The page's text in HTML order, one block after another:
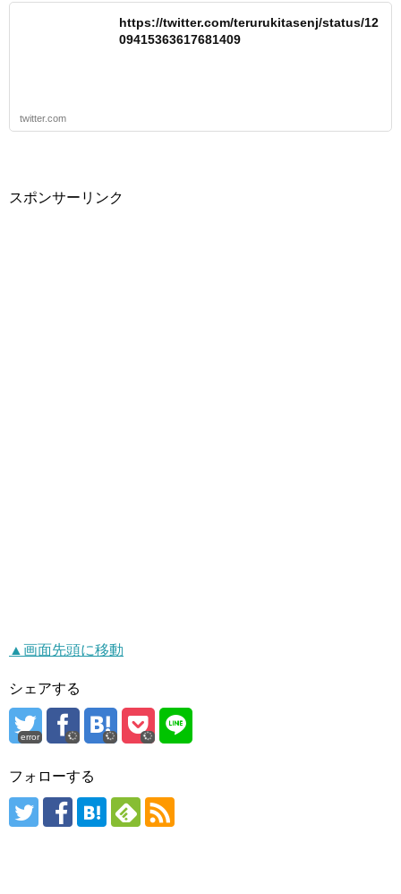
https://twitter.com/terurukitasenj/status/12
09415363617681409
twitter.com
スポンサーリンク
▲画面先頭に移動
シェアする
error
フォローする